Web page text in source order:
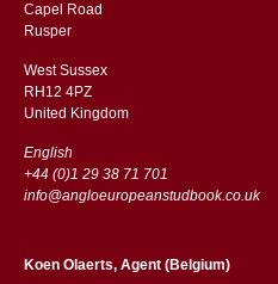
Capel Road
​​Rusper
West Sussex
RH12 4PZ
​​United Kingdom
English
+44 (0)1 29 38 71 701
info@angloeuropeanstudbook.co.uk
Koen Olaerts, Agent (Belgium)